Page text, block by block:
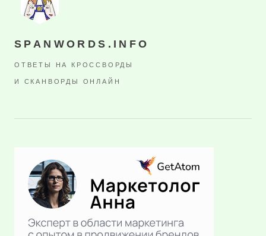
SPANWORDS.INFO
ОТВЕТЫ НА КРОССВОРДЫ
И СКАНВОРДЫ ОНЛАЙН